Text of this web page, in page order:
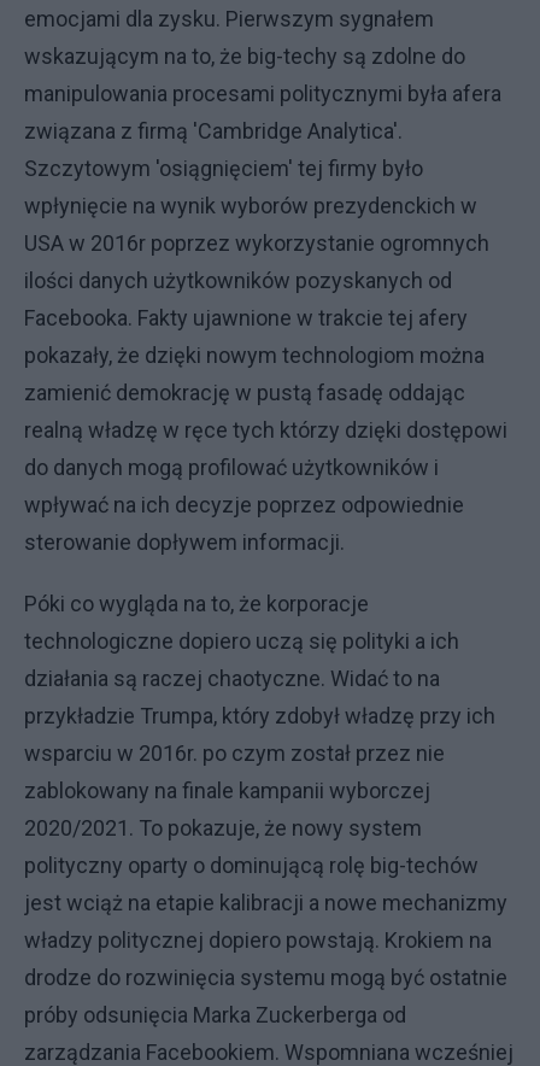
emocjami dla zysku. Pierwszym sygnałem
wskazującym na to, że big-techy są zdolne do
manipulowania procesami politycznymi była afera
związana z firmą 'Cambridge Analytica'.
Szczytowym 'osiągnięciem' tej firmy było
wpłynięcie na wynik wyborów prezydenckich w
USA w 2016r poprzez wykorzystanie ogromnych
ilości danych użytkowników pozyskanych od
Facebooka. Fakty ujawnione w trakcie tej afery
pokazały, że dzięki nowym technologiom można
zamienić demokrację w pustą fasadę oddając
realną władzę w ręce tych którzy dzięki dostępowi
do danych mogą profilować użytkowników i
wpływać na ich decyzje poprzez odpowiednie
sterowanie dopływem informacji.
Póki co wygląda na to, że korporacje
technologiczne dopiero uczą się polityki a ich
działania są raczej chaotyczne. Widać to na
przykładzie Trumpa, który zdobył władzę przy ich
wsparciu w 2016r. po czym został przez nie
zablokowany na finale kampanii wyborczej
2020/2021. To pokazuje, że nowy system
polityczny oparty o dominującą rolę big-techów
jest wciąż na etapie kalibracji a nowe mechanizmy
władzy politycznej dopiero powstają. Krokiem na
drodze do rozwinięcia systemu mogą być ostatnie
próby odsunięcia Marka Zuckerberga od
zarządzania Facebookiem. Wspomniana wcześniej